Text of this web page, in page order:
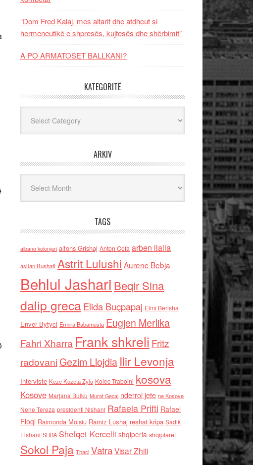
“Dom Fred Kalaj, mes altarit dhe atdheut si
hermeneutikë e shpresës, kujtesës dhe shërbimit”
A PO ARMATOSET BALLKANI?
KATEGORITË
ARKIV
TAGS
albano kolonjari alfons Grishaj Anton Cefa arben llalla
asllan Bushati Astrit Lulushi Aurenc Bebja
Behlul Jashari Beqir Sina
dalip grecaElida Buçpapaj Elmi Berisha
Enver Bytyci Ermira Babamusta Eugjen Merlika
Fahri Xharra Frank shkreli Fritz
radovaniGezim Llojdia Ilir Levonja
Interviste Keze Kozeta Zylo Kolec Traboini kosova
Kosove Marjana Bulku Murat Gecaj nderroi jete ne Kosove
Nene Tereza presidenti Nishani Rafaela Prifti Rafael
Floqi Raimonda Moisiu Ramiz Lushaj reshat kripa Sadik
Elshani SHBA Shefqet Kercelli shqiperia shqiptaret
Sokol Paja Thaci VatraVisar Zhiti